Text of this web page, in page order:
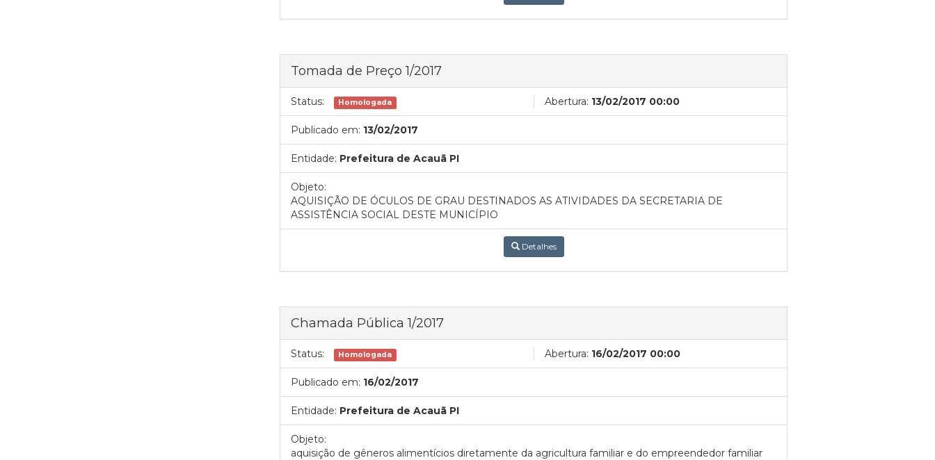
Tomada de Preço 1/2017
Status: Homologada Abertura: 13/02/2017 00:00
Publicado em: 13/02/2017
Entidade: Prefeitura de Acauã PI
Objeto:
AQUISIÇÃO DE ÓCULOS DE GRAU DESTINADOS AS ATIVIDADES DA SECRETARIA DE
ASSISTÊNCIA SOCIAL DESTE MUNICÍPIO
Detalhes
Chamada Pública 1/2017
Status: Homologada Abertura: 16/02/2017 00:00
Publicado em: 16/02/2017
Entidade: Prefeitura de Acauã PI
Objeto:
aquisição de gêneros alimentícios diretamente da agricultura familiar e do empreendedor familiar